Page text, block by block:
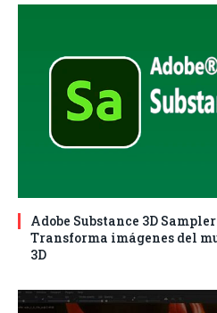
Adobe Substance 3D
Transforma imágenes del
3D